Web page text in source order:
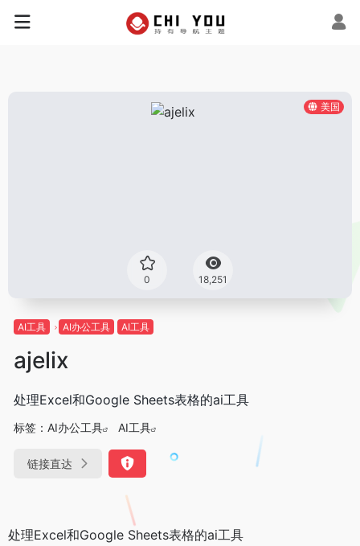
美国
0 18,251
AI工具 AI办公工具 AI工具
ajelix
处理Excel和Google Sheets表格的ai工具
标签： AI办公工具 AI工具
链接直达
处理Excel和Google Sheets表格的ai工具